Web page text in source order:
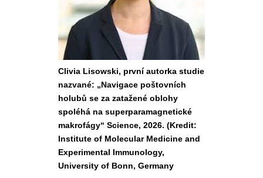
Clivia Lisowski, první autorka studie
nazvané: „Navigace poštovních
holubů se za zatažené oblohy
spoléhá na superparamagnetické
makrofágy“ Science, 2026. (Kredit:
Institute of Molecular Medicine and
Experimental Immunology,
University of Bonn, Germany